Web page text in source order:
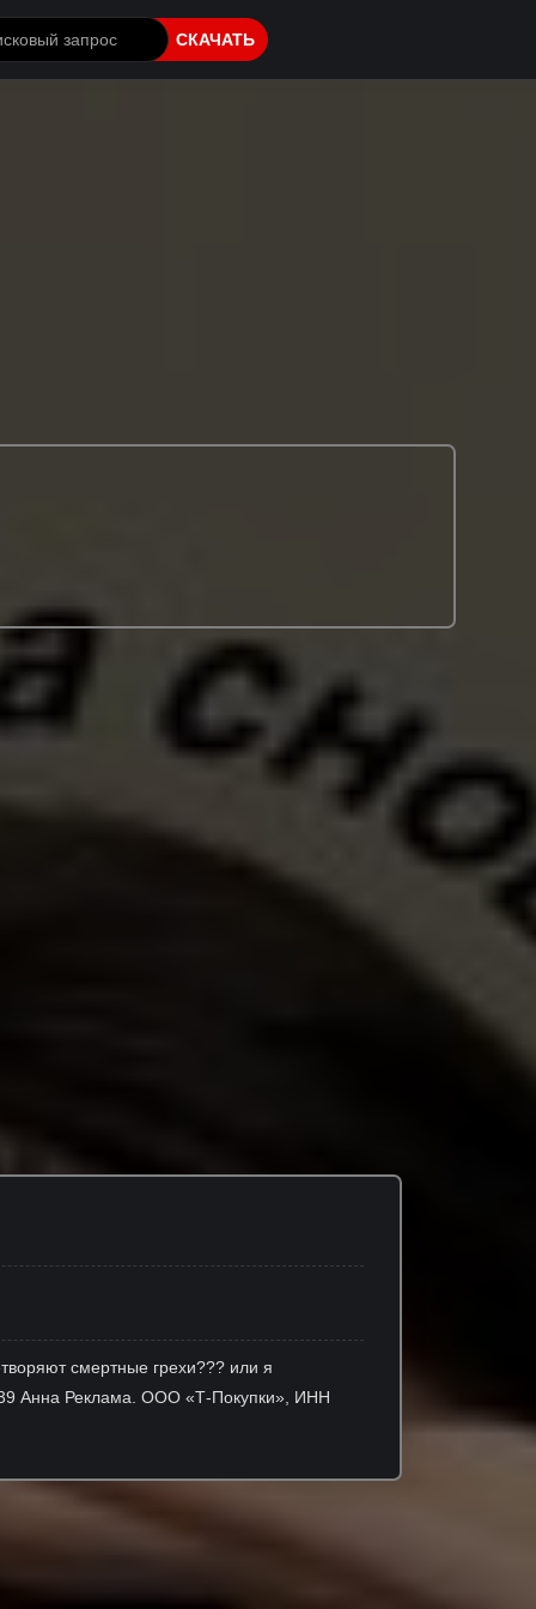
СКАЧАТЬ
смертные грехи??? или я
39 Анна Реклама. ООО «Т-Покупки», ИНН